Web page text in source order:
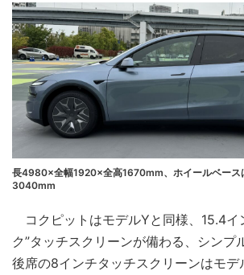
長4980×全幅1920×全高1670mm、ホイールベース
3040mm
コクピットはモデルYと同様、15.4イ
ク”タッチスクリーンが備わる、シンプ
後席の8インチタッチスクリーンはモ